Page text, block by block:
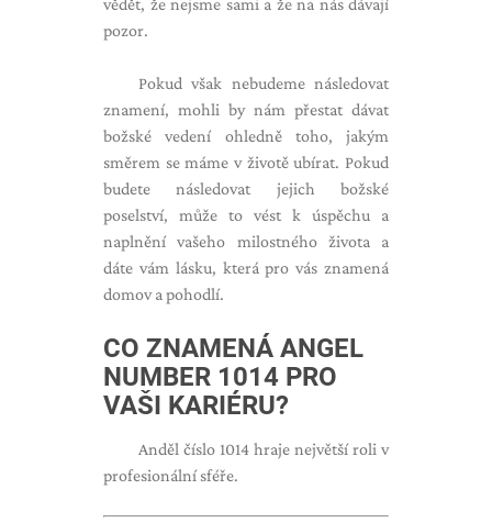
vědět, že nejsme sami a že na nás dávají
pozor.
Pokud však nebudeme následovat
znamení, mohli by nám přestat dávat
božské vedení ohledně toho, jakým
směrem se máme v životě ubírat. Pokud
budete následovat jejich božské
poselství, může to vést k úspěchu a
naplnění vašeho milostného života a
dáte vám lásku, která pro vás znamená
domov a pohodlí.
CO ZNAMENÁ ANGEL
NUMBER 1014 PRO
VAŠI KARIÉRU?
Anděl číslo 1014 hraje největší roli v
profesionální sféře.